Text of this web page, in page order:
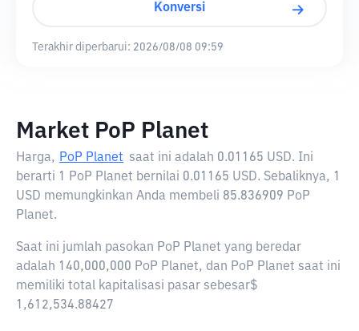
Konversi
Terakhir diperbarui: 2026/08/08 09:59
Market PoP Planet
Harga, PoP Planet saat ini adalah 0.01165 USD. Ini
berarti 1 PoP Planet bernilai 0.01165 USD. Sebaliknya, 1
USD memungkinkan Anda membeli 85.836909 PoP
Planet.
Saat ini jumlah pasokan PoP Planet yang beredar
adalah 140,000,000 PoP Planet, dan PoP Planet saat ini
memiliki total kapitalisasi pasar sebesar$
1,612,534.88427